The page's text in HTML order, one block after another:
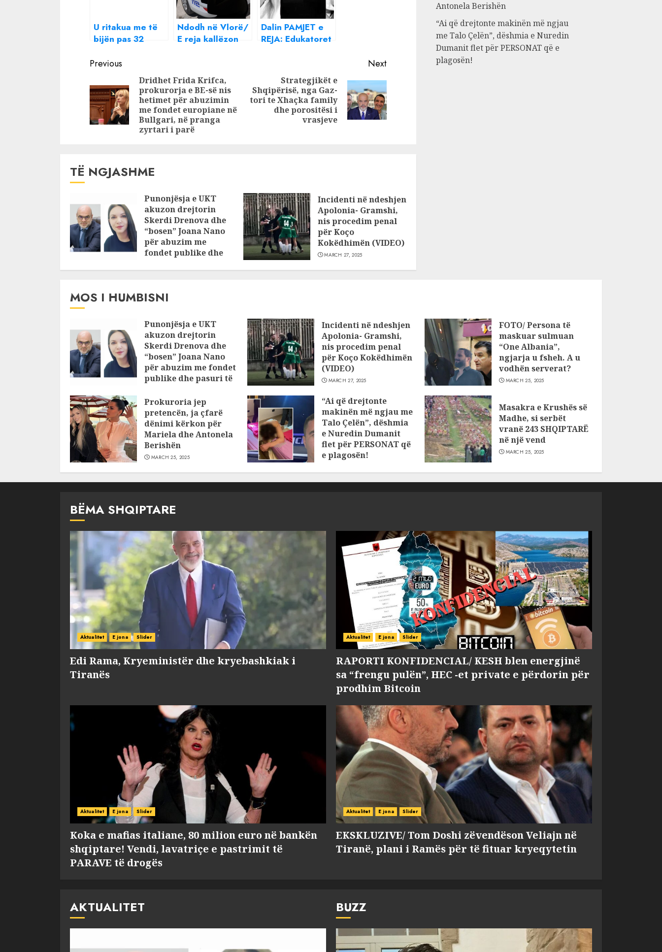
U ritakua me të
bijën pas 32
pa ndjenja në
mes të emisionit:
Piva ilaçe që të
vdisja kur më
thanë se…
Ndodh në Vlorë/
E reja kallëzon
Dalin PAMJET e
REJA: Edukatoret
dhunojnë në
dhomën ku nuk
ka kamera!
Continue
Reading
Previous
Previous
Dridhet Frida Krifca,
prokurorja e BE-së nis
hetimet për abuzimin
me fondet europiane në
Bullgari, në pranga
zyrtari i parë
Next
Next
Strategjikët e
Shqipërisë, nga Gaz-
tori te Xhaçka family
dhe porositësi i
vrasjeve
TË NGJASHME
Punonjësja e UKT
akuzon drejtorin
Skerdi Drenova dhe
“bosen” Joana Nano
për abuzim me
fondet publike dhe
Incidenti në ndeshjen
Apolonia- Gramshi,
nis procedim penal
për Koço
Kokëdhimën (VIDEO)
MARCH 27, 2025
Antonela Berishën
“Ai që drejtonte makinën më ngjau
me Talo Çelën”, dëshmia e Nuredin
Dumanit flet për PERSONAT që e
plagosën!
MOS I HUMBISNI
Punonjësja e UKT
akuzon drejtorin
Skerdi Drenova dhe
“bosen” Joana Nano
për abuzim me fondet
publike dhe pasuri të
JULY 24, 2025
Incidenti në ndeshjen
Apolonia- Gramshi,
nis procedim penal
për Koço Kokëdhimën
(VIDEO)
MARCH 27, 2025
FOTO/ Persona të
maskuar sulmuan
“One Albania”,
ngjarja u fsheh. A u
vodhën serverat?
MARCH 25, 2025
Prokuroria jep
pretencën, ja çfarë
dënimi kërkon për
Mariela dhe Antonela
Berishën
MARCH 25, 2025
“Ai që drejtonte
makinën më ngjau me
Talo Çelën”, dëshmia
e Nuredin Dumanit
flet për PERSONAT që
e plagosën!
Masakra e Krushës së
Madhe, si serbët
vranë 243 SHQIPTARË
në një vend
MARCH 25, 2025
BËMA SHQIPTARE
Aktualitet E jona Slider
Edi Rama, Kryeministër dhe kryebashkiak i
Tiranës
Aktualitet E jona Slider
RAPORTI KONFIDENCIAL/ KESH blen energjinë
sa “frengu pulën”, HEC -et private e përdorin për
prodhim Bitcoin
Aktualitet E jona Slider
Koka e mafias italiane, 80 milion euro në bankën
shqiptare! Vendi, lavatriçe e pastrimit të
PARAVE të drogës
Aktualitet E jona Slider
EKSKLUZIVE/ Tom Doshi zëvendëson Veliajn në
Tiranë, plani i Ramës për të fituar kryeqytetin
AKTUALITET BUZZ